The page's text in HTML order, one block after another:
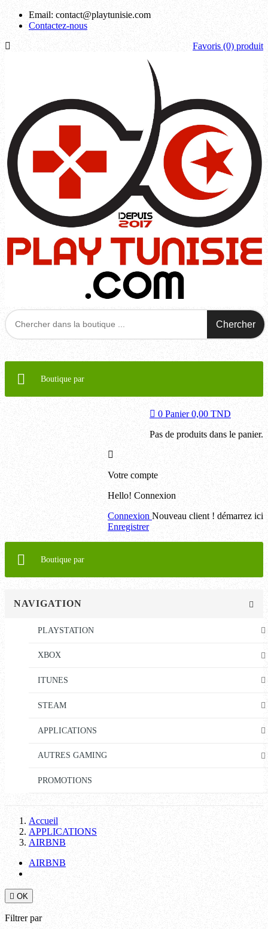
Email: contact@playtunisie.com
Contactez-nous
Favoris (0) produit
Chercher
Boutique par
0 Panier 0,00 TND
Pas de produits dans le panier.
Votre compte
Hello! Connexion
Connexion Nouveau client ! démarrez ici
Enregistrer
Boutique par
NAVIGATION
PLAYSTATION
XBOX
ITUNES
STEAM
APPLICATIONS
AUTRES GAMING
PROMOTIONS
Accueil
APPLICATIONS
AIRBNB
AIRBNB
 OK
Filtrer par